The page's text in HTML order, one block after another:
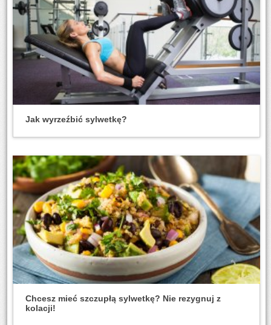
Jak wyrzeźbić sylwetkę?
Chcesz mieć szczupłą sylwetkę? Nie rezygnuj z
kolacji!